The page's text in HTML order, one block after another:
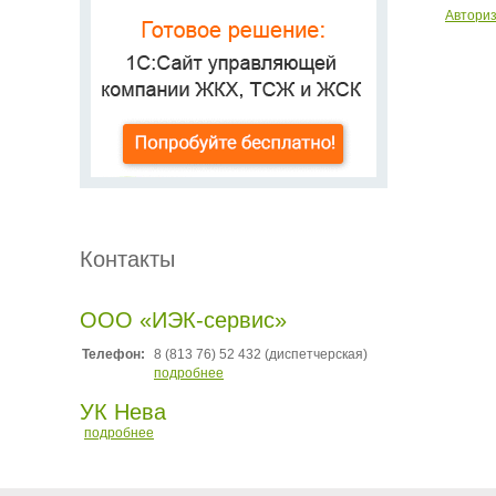
Контакты
ООО «ИЭК-сервис»
Телефон:
8 (813 76) 52 432 (диспетчерская)
подробнее
УК Нева
подробнее